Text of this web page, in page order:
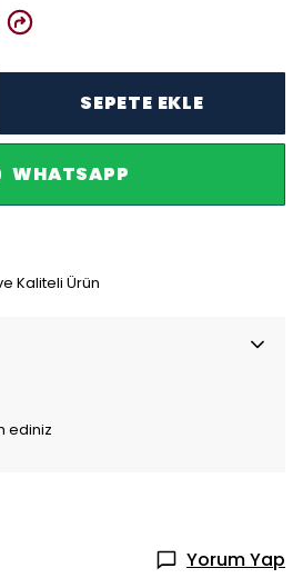
SEPETE EKLE
WHATSAPP
Kaliteli Ürün
ediniz
Yorum Yap